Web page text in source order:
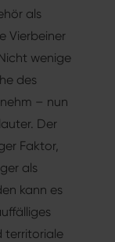
als
Vierbeiner
wenige
des
– nun
Der
Faktor,
als
kann es
territoriale